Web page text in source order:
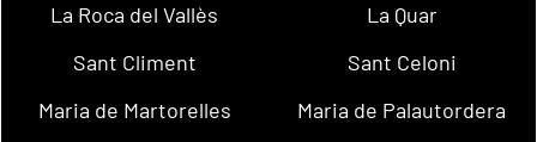
La Roca del Vallès
La Quar
Sant Climent
Sant Celoni
Maria de Martorelles
Maria de Palautordera